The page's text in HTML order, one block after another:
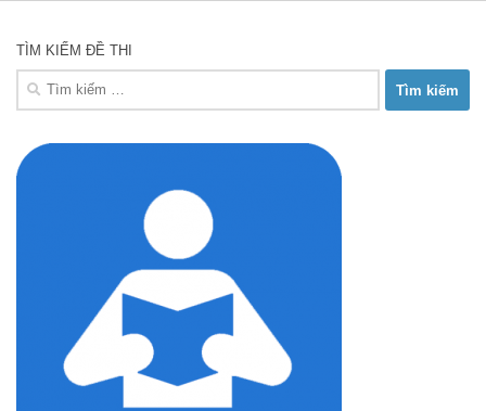
TÌM KIẾM ĐỀ THI
Tìm